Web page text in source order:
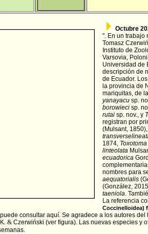
Octubre
". En un trabajo
Tomasz
Instituto de
Varsovia,
Universidad de
descripción de
de Ecuador.
la provincia de
mariquitas, de
yanayacu sp.
borowieci sp.
rutai sp. nov., y
registran por
(Mulsant,
1874,
linteolata
ecuadorica
nombres para
aequatorialis
(González,
taeniola.
La referencia
Coccinelloidea)
consultar aquí. Se agradece a los autores
. & Czerwiński (ver figura). Las nuevas especies y